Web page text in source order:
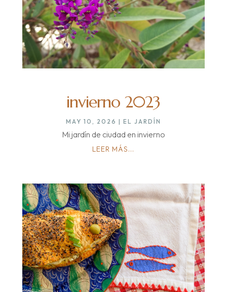
invierno 2023
MAY 10, 2026 | EL JARDÍN
Mi jardín de ciudad en invierno
LEER MÁS...